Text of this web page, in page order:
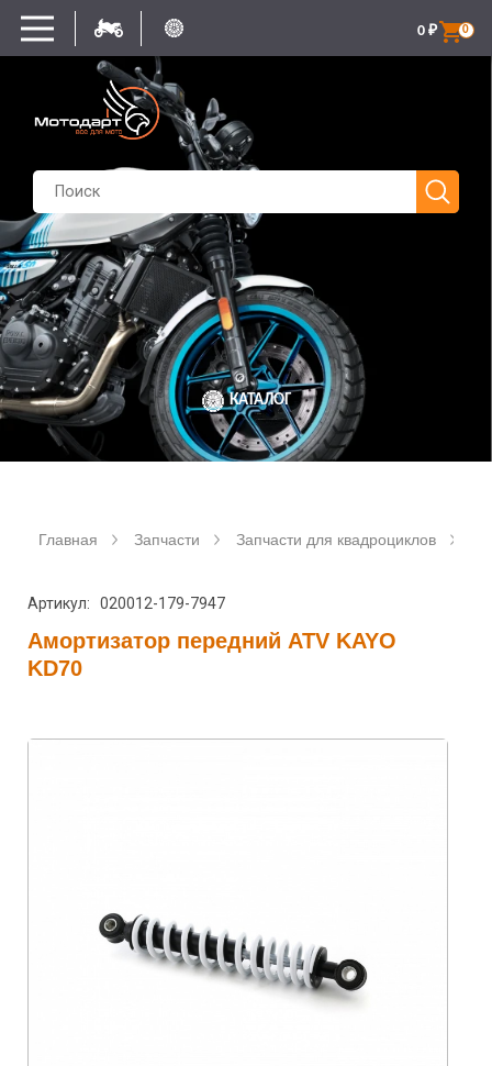
0
0 ₽
КАТАЛОГ
Главная Запчасти Запчасти для квадроциклов
Артикул: 020012-179-7947
Амортизатор передний ATV KAYO
KD70